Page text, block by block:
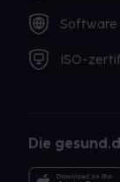
Software
ISO-
Die